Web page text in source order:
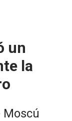
un
la
Moscú